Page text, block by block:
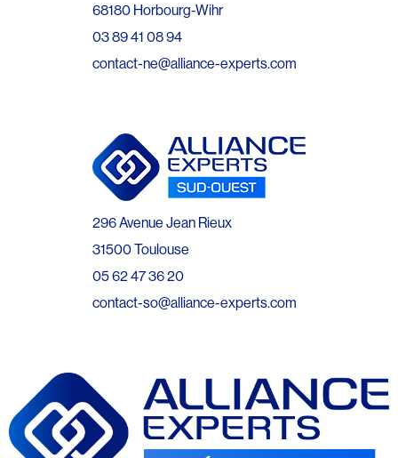
68180 Horbourg-Wihr
03 89 41 08 94
contact-ne@alliance-experts.com
296 Avenue Jean Rieux
31500 Toulouse
05 62 47 36 20
contact-so@alliance-experts.com